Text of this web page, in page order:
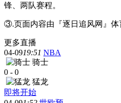
锋、两队赛程。
③.页面内容由『逐日追风网』体
更多直播
04-0919:51 NBA
骑士
0 - 0
猛龙
即将开始